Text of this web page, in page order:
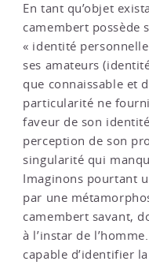
En tant qu’objet
camembert possède
« identité
ses amateurs
que connaissable et
particularité ne
faveur de son
perception de son
singularité qui
Imaginons pourtant
par une
camembert savant,
à l’instar de
capable d’identifier